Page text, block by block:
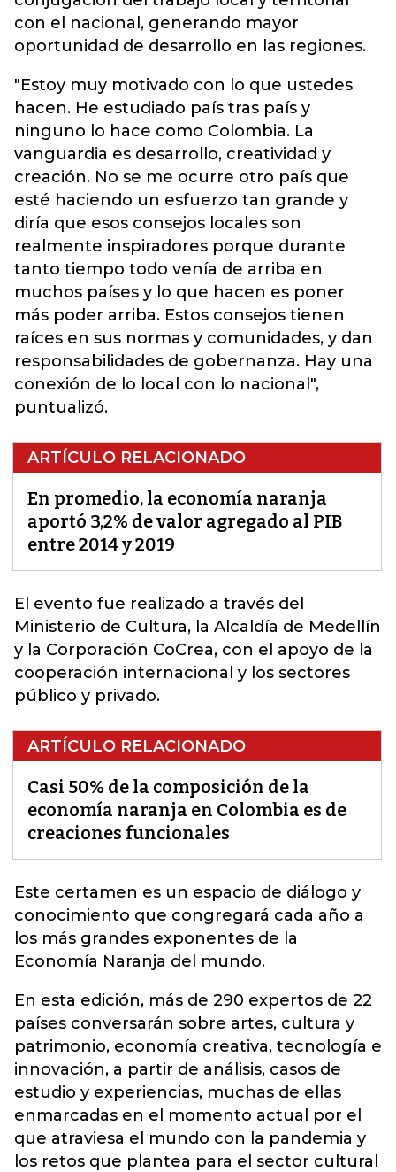
con el nacional, generando mayor
oportunidad de desarrollo en las regiones.
"Estoy muy motivado con lo que ustedes
hacen. He estudiado país tras país y
ninguno lo hace como Colombia. La
vanguardia es desarrollo, creatividad y
creación. No se me ocurre otro país que
esté haciendo un esfuerzo tan grande y
diría que esos consejos locales son
realmente inspiradores porque durante
tanto tiempo todo venía de arriba en
muchos países y lo que hacen es poner
más poder arriba. Estos consejos tienen
raíces en sus normas y comunidades, y dan
responsabilidades de gobernanza. Hay una
conexión de lo local con lo nacional",
puntualizó.
ARTÍCULO RELACIONADO
En promedio, la economía naranja
aportó 3,2% de valor agregado al PIB
entre 2014 y 2019
El evento fue realizado a través del
Ministerio de Cultura, la Alcaldía de Medellín
y la Corporación CoCrea, con el apoyo de la
cooperación internacional y los sectores
público y privado.
ARTÍCULO RELACIONADO
Casi 50% de la composición de la
economía naranja en Colombia es de
creaciones funcionales
Este certamen es un espacio de diálogo y
conocimiento que congregará cada año a
los más grandes exponentes de la
Economía Naranja del mundo.
En esta edición, más de 290 expertos de 22
países conversarán sobre artes, cultura y
patrimonio, economía creativa, tecnología e
innovación, a partir de análisis, casos de
estudio y experiencias, muchas de ellas
enmarcadas en el momento actual por el
que atraviesa el mundo con la pandemia y
los retos que plantea para el sector cultural